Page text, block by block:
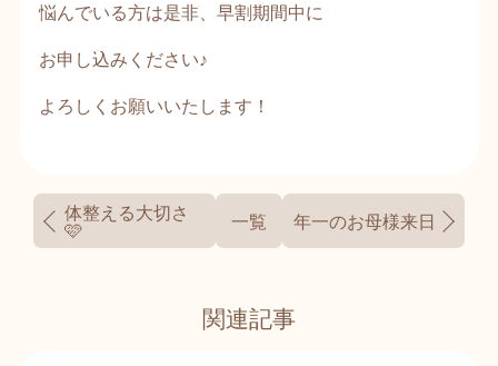
悩んでいる方は是非、早割期間中に
お申し込みください♪
よろしくお願いいたします！
体整える大切さ
🩷
一覧 年一のお母様来日🤗✨
関連記事